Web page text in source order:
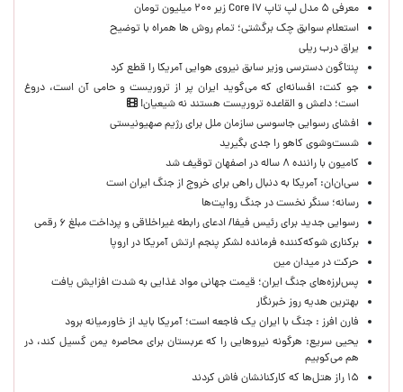
معرفی ۵ مدل لپ تاپ Core i۷ زیر ۲۰۰ میلیون تومان
استعلام سوابق چک برگشتی؛ تمام روش ها همراه با توضیح
یراق درب ریلی
پنتاگون دسترسی وزیر سابق نیروی هوایی آمریکا را قطع کرد
جو کنت: افسانه‌ای که می‌گوید ایران پر از تروریست و حامی آن است، دروغ
است؛ داعش و القاعده تروریست هستند نه شیعیان!
افشای رسوایی جاسوسی سازمان ملل برای رژیم صهیونیستی
شست‌وشوی کاهو را جدی بگیرید
کامیون با راننده ۸ ساله در اصفهان توقیف شد
سی‌ان‌ان: آمریکا به دنبال راهی برای خروج از جنگ ایران است
رسانه؛ سنگر نخست در جنگ روایت‌ها
رسوایی جدید برای رئیس فیفا/ ادعای رابطه غیراخلاقی و پرداخت مبلغ ۶ رقمی
برکناری شوکه‌کننده فرمانده لشکر پنجم ارتش آمریکا در اروپا
حركت در ميدان مين
پس‌لرزه‌های جنگ ایران؛ قیمت جهانی مواد غذایی به شدت افزایش یافت
بهترین هدیه روز خبرنگار
فارن افرز : جنگ با ایران یک فاجعه است؛ آمریکا باید از خاورمیانه برود
یحیی سریع: هرگونه نیروهایی را که عربستان برای محاصره یمن گسیل کند، در
هم می‌کوبیم
۱۵ راز هتل‌ها که کارکنانشان فاش کردند